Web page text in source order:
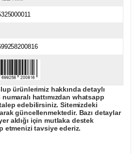
ürünlerimiz hakkında detaylı
numaralı hattımızdan whatsapp
edebilirsiniz. Sitemizdeki
güncellenmektedir. Bazı detaylar
aldığı için mutlaka destek
etmenizi tavsiye ederiz.